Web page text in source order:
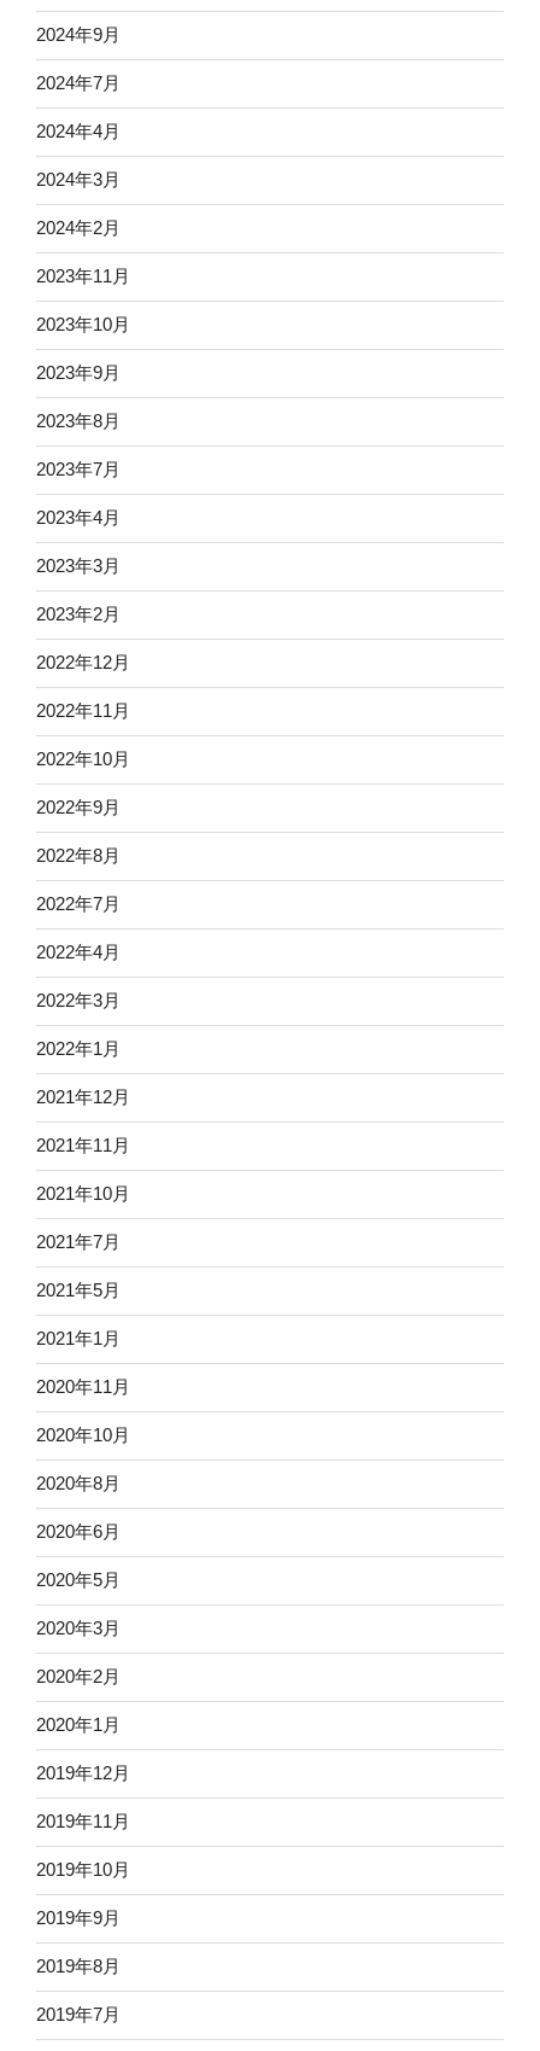
2024年9月
2024年7月
2024年4月
2024年3月
2024年2月
2023年11月
2023年10月
2023年9月
2023年8月
2023年7月
2023年4月
2023年3月
2023年2月
2022年12月
2022年11月
2022年10月
2022年9月
2022年8月
2022年7月
2022年4月
2022年3月
2022年1月
2021年12月
2021年11月
2021年10月
2021年7月
2021年5月
2021年1月
2020年11月
2020年10月
2020年8月
2020年6月
2020年5月
2020年3月
2020年2月
2020年1月
2019年12月
2019年11月
2019年10月
2019年9月
2019年8月
2019年7月